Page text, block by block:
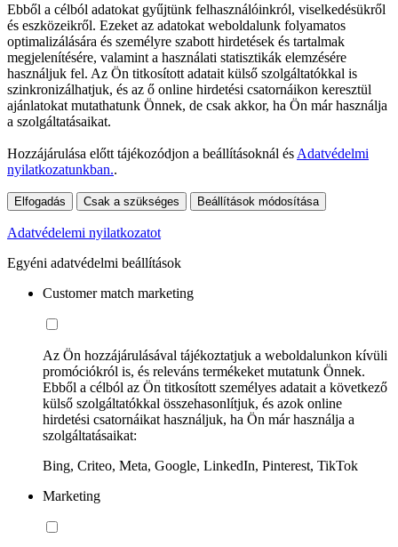
Ebből a célból adatokat gyűjtünk felhasználóinkról, viselkedésükről
és eszközeikről. Ezeket az adatokat weboldalunk folyamatos
optimalizálására és személyre szabott hirdetések és tartalmak
megjelenítésére, valamint a használati statisztikák elemzésére
használjuk fel. Az Ön titkosított adatait külső szolgáltatókkal is
szinkronizálhatjuk, és az ő online hirdetési csatornáikon keresztül
ajánlatokat mutathatunk Önnek, de csak akkor, ha Ön már használja
a szolgáltatásaikat.
Hozzájárulása előtt tájékozódjon a beállításoknál és Adatvédelmi
nyilatkozatunkban..
Elfogadás Csak a szükséges Beállítások módosítása
Adatvédelemi nyilatkozatot
Egyéni adatvédelmi beállítások
Customer match marketing
Az Ön hozzájárulásával tájékoztatjuk a weboldalunkon kívüli
promóciókról is, és releváns termékeket mutatunk Önnek.
Ebből a célból az Ön titkosított személyes adatait a következő
külső szolgáltatókkal összehasonlítjuk, és azok online
hirdetési csatornáikat használjuk, ha Ön már használja a
szolgáltatásaikat:
Bing, Criteo, Meta, Google, LinkedIn, Pinterest, TikTok
Marketing